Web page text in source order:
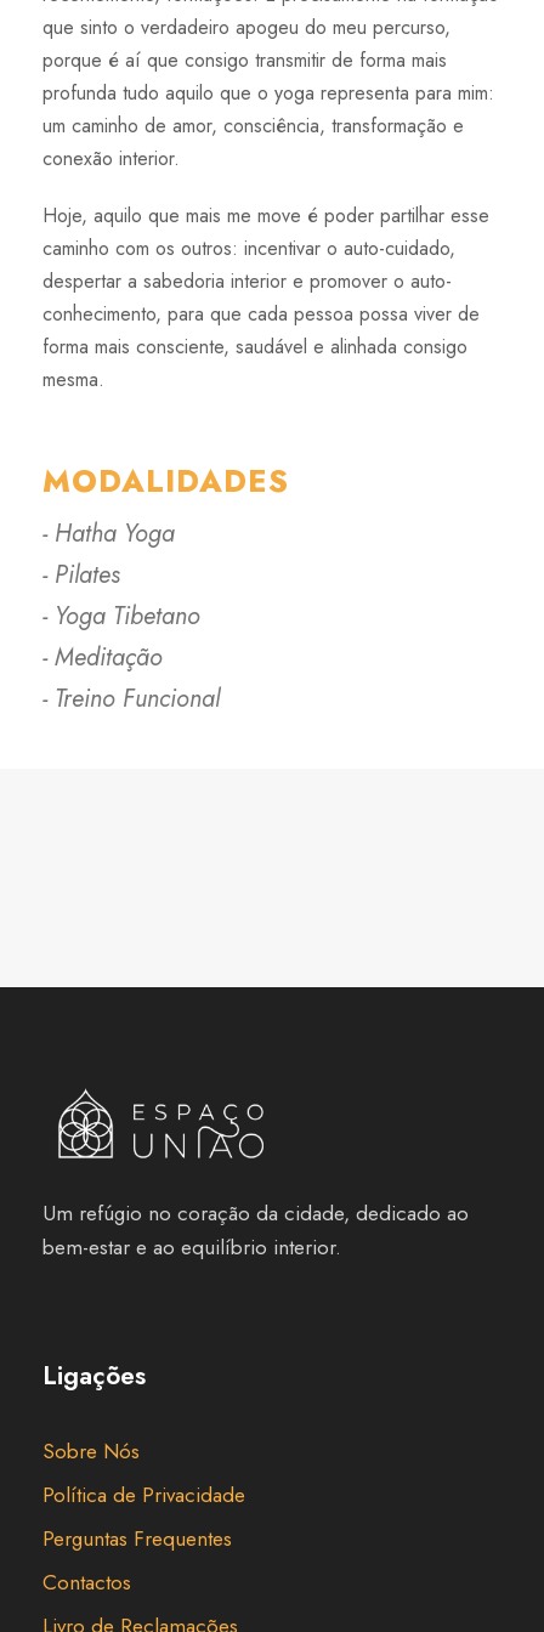
que sinto o verdadeiro apogeu do meu percurso,
porque é aí que consigo transmitir de forma mais
profunda tudo aquilo que o yoga representa para mim:
um caminho de amor, consciência, transformação e
conexão interior.
Hoje, aquilo que mais me move é poder partilhar esse
caminho com os outros: incentivar o auto-cuidado,
despertar a sabedoria interior e promover o auto-
conhecimento, para que cada pessoa possa viver de
forma mais consciente, saudável e alinhada consigo
mesma.
MODALIDADES
- Hatha Yoga
- Pilates
- Yoga Tibetano
- Meditação
- Treino Funcional
Um refúgio no coração da cidade, dedicado ao
bem-estar e ao equilíbrio interior.
Ligações
Sobre Nós
Política de Privacidade
Perguntas Frequentes
Contactos
Livro de Reclamações